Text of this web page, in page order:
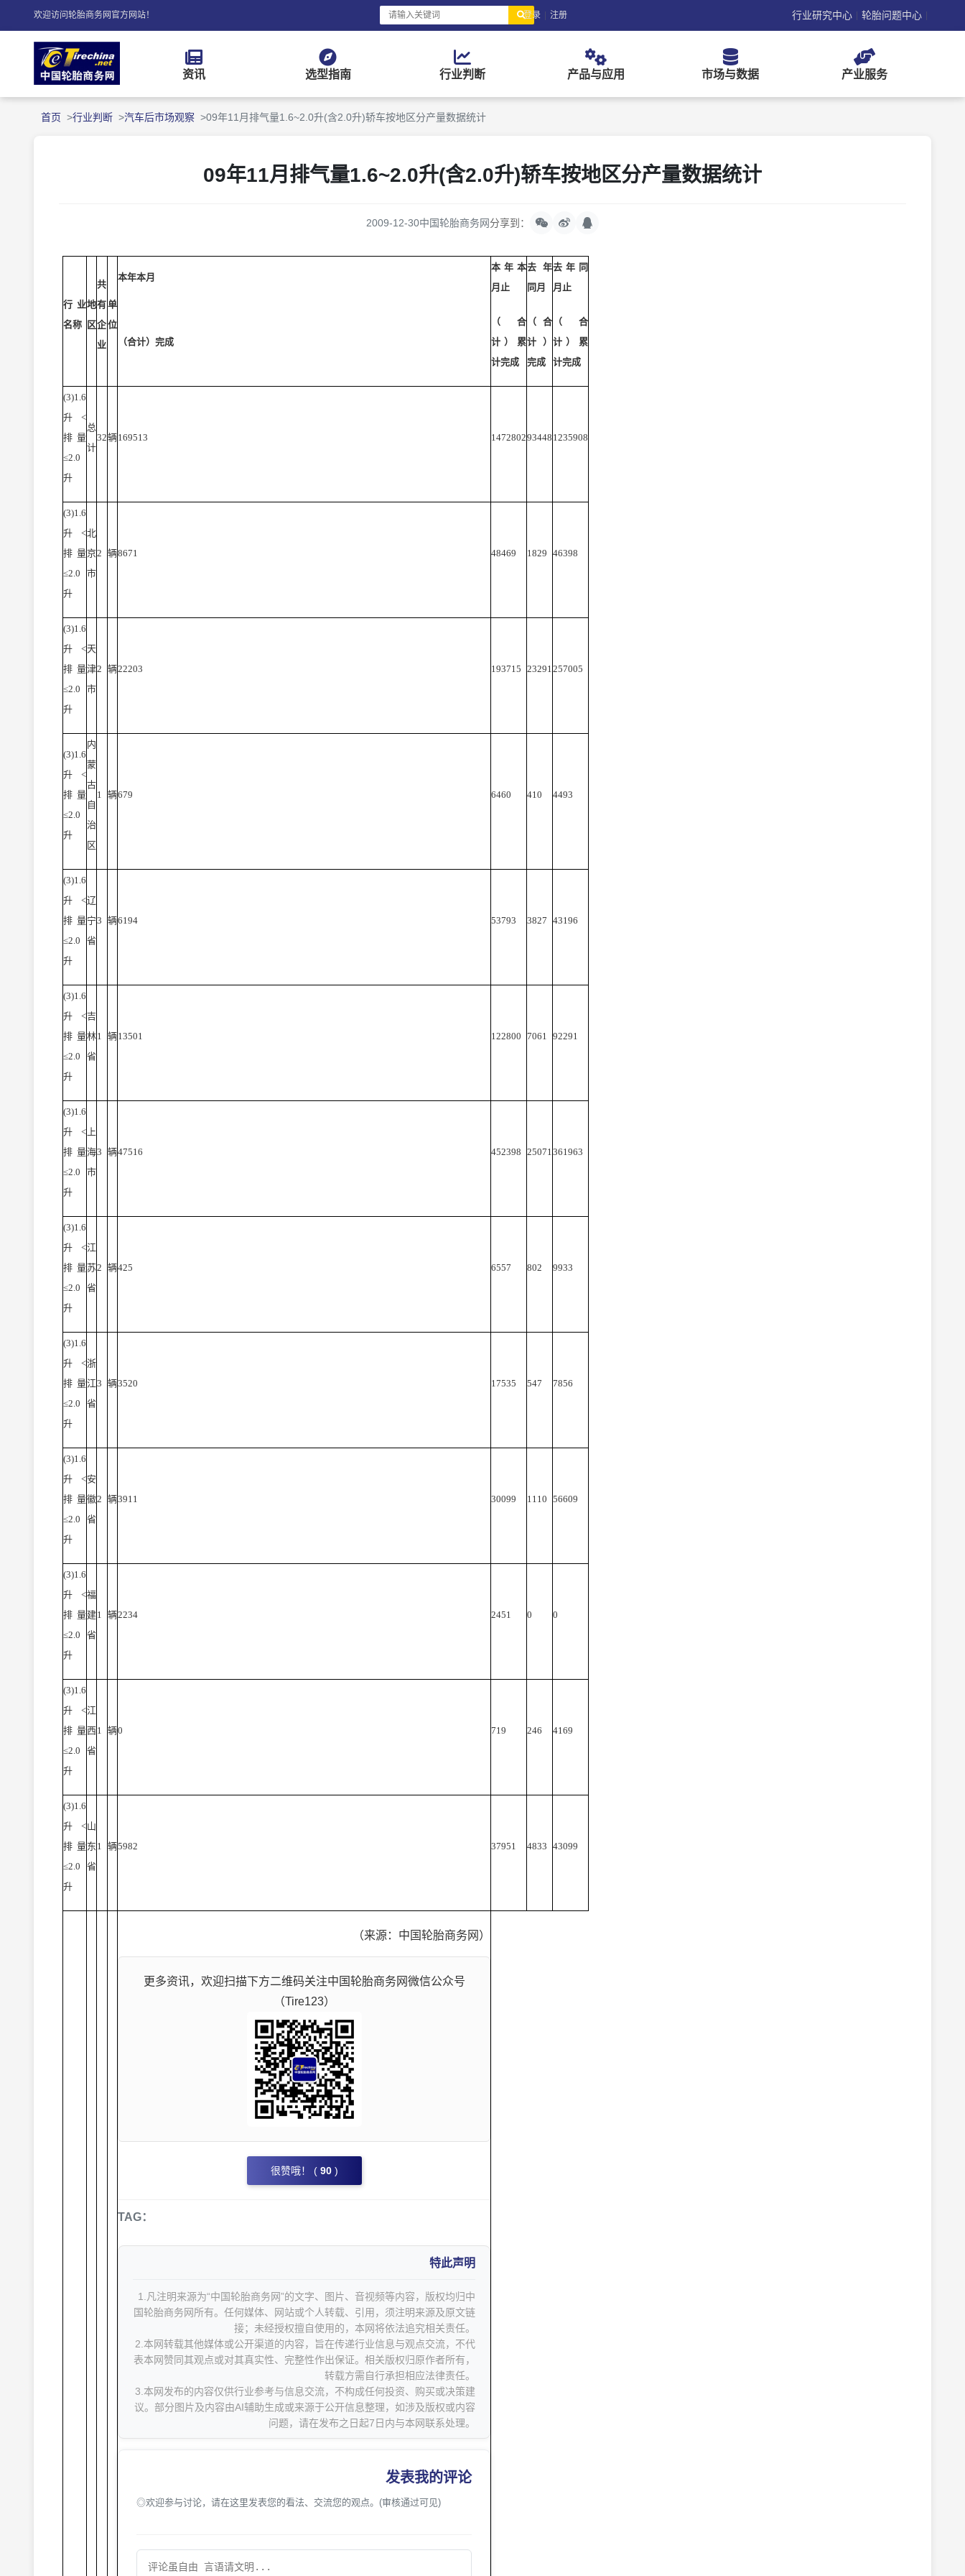
欢迎访问轮胎商务网官方网站！ 登录 | 注册 行业研究中心 | 轮胎问题中心 |
资讯 选型指南 行业判断 产品与应用 市场与数据 产业服务
首页 行业判断 汽车后市场观察 09年11月排气量1.6~2.0升(含2.0升)轿车按地区分产量数据统计
09年11月排气量1.6~2.0升(含2.0升)轿车按地区分产量数据统计
2009-12-30中国轮胎商务网分享到：
行业
名称
地
区
共
有
企
业
单
位
本年本月
本年本
月止
去年
同月
去年同
月止
（合计）完成
（合
计）累
计完成
（合
计）
完成
（合
计）累
计完成
(3)1.6
升<
排量
≤2.0
升
总
计
32辆169513 147280293448 1235908
(3)1.6
升<
排量
≤2.0
升
北
京
市
2 辆8671 48469 1829 46398
(3)1.6
升<
排量
≤2.0
升
天
津
市
2 辆22203 193715 23291257005
(3)1.6
升<
排量
≤2.0
升
内
蒙
古
自
治
区
1 辆679 6460 410 4493
(3)1.6
升<
排量
≤2.0
升
辽
宁
省
3 辆6194 53793 3827 43196
(3)1.6
升<
排量
≤2.0
升
吉
林
省
1 辆13501 122800 7061 92291
(3)1.6
升<
排量
≤2.0
升
上
海
市
3 辆47516 452398 25071361963
(3)1.6
升<
排量
≤2.0
升
江
苏
省
2 辆425 6557 802 9933
(3)1.6
升<
排量
≤2.0
升
浙
江
省
3 辆3520 17535 547 7856
(3)1.6
升<
排量
≤2.0
升
安
徽
省
2 辆3911 30099 1110 56609
(3)1.6
升<
排量
≤2.0
升
福
建
省
1 辆2234 2451 0 0
(3)1.6
升<
排量
≤2.0
升
江
西
省
1 辆0 719 246 4169
(3)1.6
升<
排量
≤2.0
升
山
东
省
1 辆5982 37951 4833 43099
（来源：中国轮胎商务网）
更多资讯，欢迎扫描下方二维码关注中国轮胎商务网微信公众号
（Tire123）
很赞哦！ ( 90 )
TAG：
特此声明
1.凡注明来源为“中国轮胎商务网”的文字、图片、音视频等内容，版权均归中
国轮胎商务网所有。任何媒体、网站或个人转载、引用，须注明来源及原文链
接；未经授权擅自使用的，本网将依法追究相关责任。
2.本网转载其他媒体或公开渠道的内容，旨在传递行业信息与观点交流，不代
表本网赞同其观点或对其真实性、完整性作出保证。相关版权归原作者所有，
转载方需自行承担相应法律责任。
3.本网发布的内容仅供行业参考与信息交流，不构成任何投资、购买或决策建
议。部分图片及内容由AI辅助生成或来源于公开信息整理，如涉及版权或内容
问题，请在发布之日起7日内与本网联系处理。
发表我的评论
◎欢迎参与讨论，请在这里发表您的看法、交流您的观点。(审核通过可见)